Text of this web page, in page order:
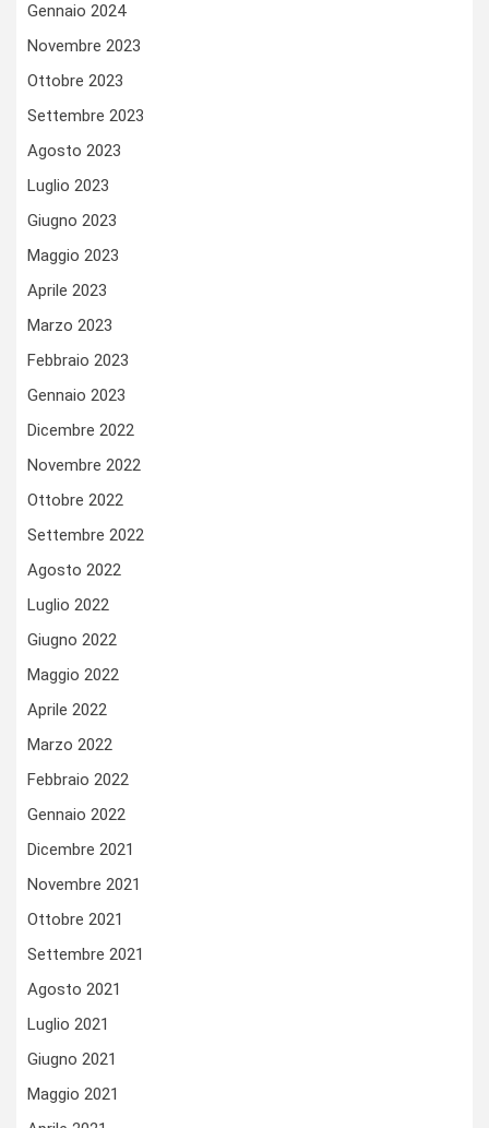
Gennaio 2024
Novembre 2023
Ottobre 2023
Settembre 2023
Agosto 2023
Luglio 2023
Giugno 2023
Maggio 2023
Aprile 2023
Marzo 2023
Febbraio 2023
Gennaio 2023
Dicembre 2022
Novembre 2022
Ottobre 2022
Settembre 2022
Agosto 2022
Luglio 2022
Giugno 2022
Maggio 2022
Aprile 2022
Marzo 2022
Febbraio 2022
Gennaio 2022
Dicembre 2021
Novembre 2021
Ottobre 2021
Settembre 2021
Agosto 2021
Luglio 2021
Giugno 2021
Maggio 2021